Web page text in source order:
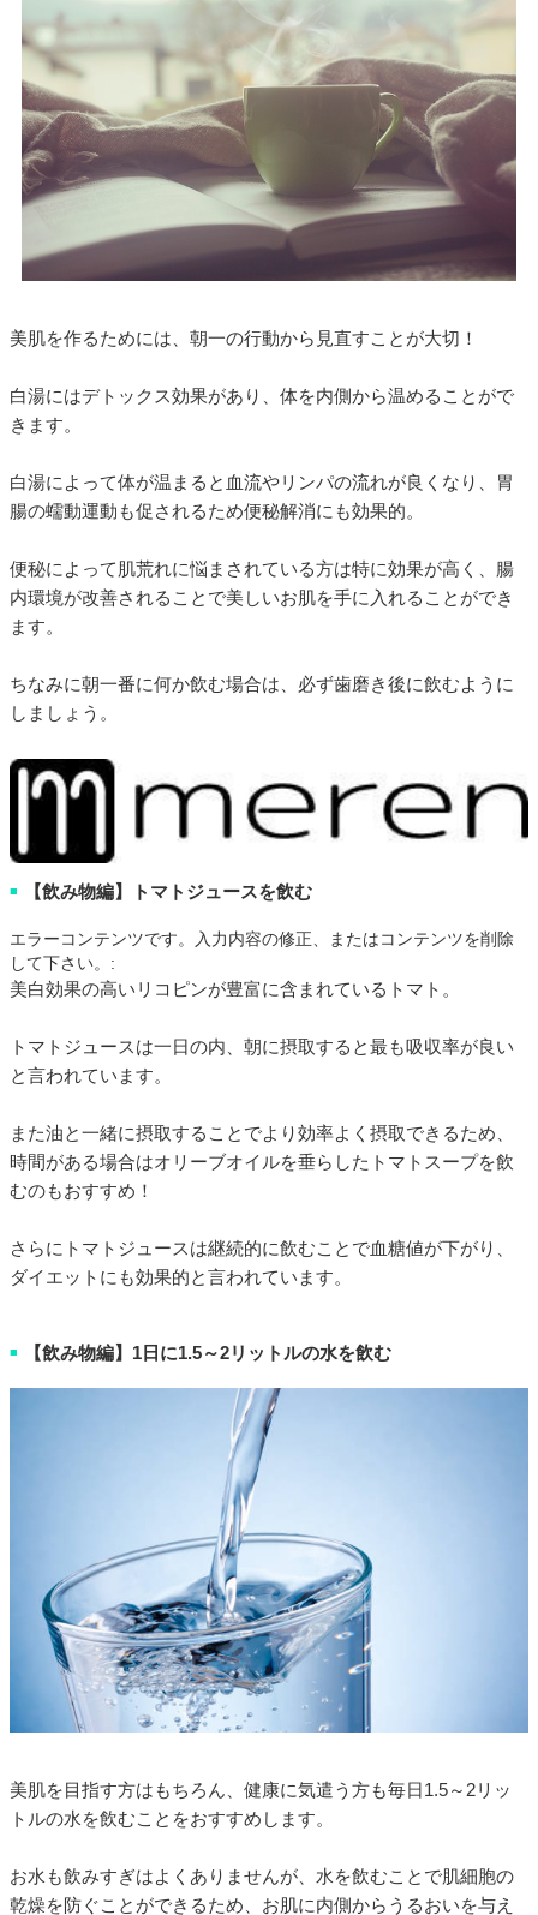
美肌を作るためには、朝一の行動から見直すことが大切！
白湯にはデトックス効果があり、体を内側から温めることがで
きます。
白湯によって体が温まると血流やリンパの流れが良くなり、胃
腸の蠕動運動も促されるため便秘解消にも効果的。
便秘によって肌荒れに悩まされている方は特に効果が高く、腸
内環境が改善されることで美しいお肌を手に入れることができ
ます。
ちなみに朝一番に何か飲む場合は、必ず歯磨き後に飲むように
しましょう。
■ 【飲み物編】トマトジュースを飲む
エラーコンテンツです。入力内容の修正、またはコンテンツを削除
して下さい。:
美白効果の高いリコピンが豊富に含まれているトマト。
トマトジュースは一日の内、朝に摂取すると最も吸収率が良い
と言われています。
また油と一緒に摂取することでより効率よく摂取できるため、
時間がある場合はオリーブオイルを垂らしたトマトスープを飲
むのもおすすめ！
さらにトマトジュースは継続的に飲むことで血糖値が下がり、
ダイエットにも効果的と言われています。
■ 【飲み物編】1日に1.5～2リットルの水を飲む
美肌を目指す方はもちろん、健康に気遣う方も毎日1.5～2リッ
トルの水を飲むことをおすすめします。
お水も飲みすぎはよくありませんが、水を飲むことで肌細胞の
乾燥を防ぐことができるため、お肌に内側からうるおいを与え